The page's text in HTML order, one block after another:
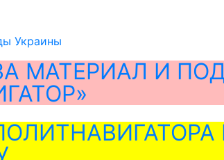
Украины
МАТЕРИАЛ И